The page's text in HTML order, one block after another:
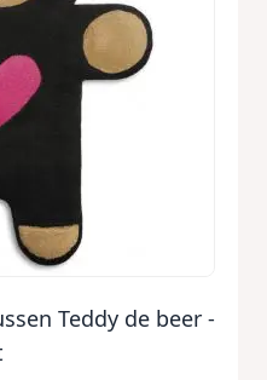
Teddy de beer -